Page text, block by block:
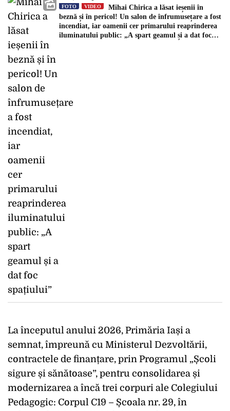
FOTO VIDEO
Mihai Chirica a lăsat ieșenii în
beznă și în pericol! Un salon de înfrumusețare a fost
incendiat, iar oamenii cer primarului reaprinderea
iluminatului public: „A spart geamul și a dat foc
La începutul anului 2026, Primăria Iași a
semnat, împreună cu Ministerul Dezvoltării,
contractele de finanțare, prin Programul „Școli
sigure și sănătoase”, pentru consolidarea și
modernizarea a încă trei corpuri ale Colegiului
Pedagogic: Corpul C19 – Școala nr. 29, în